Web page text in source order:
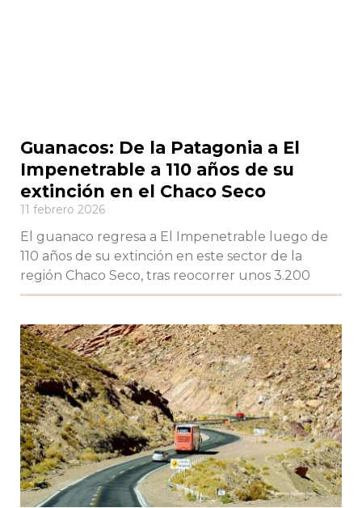
Guanacos: De la Patagonia a El
Impenetrable a 110 años de su
extinción en el Chaco Seco
11 febrero 2026
El guanaco regresa a El Impenetrable luego de
110 años de su extinción en este sector de la
región Chaco Seco, tras reocorrer unos 3.200